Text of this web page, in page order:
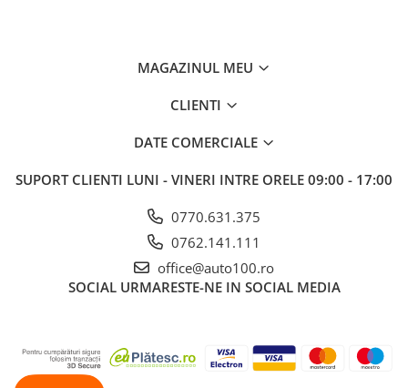
MAGAZINUL MEU
CLIENTI
DATE COMERCIALE
SUPORT CLIENTI LUNI - VINERI INTRE ORELE 09:00 - 17:00
0770.631.375
0762.141.111
office@auto100.ro
SOCIAL URMARESTE-NE IN SOCIAL MEDIA